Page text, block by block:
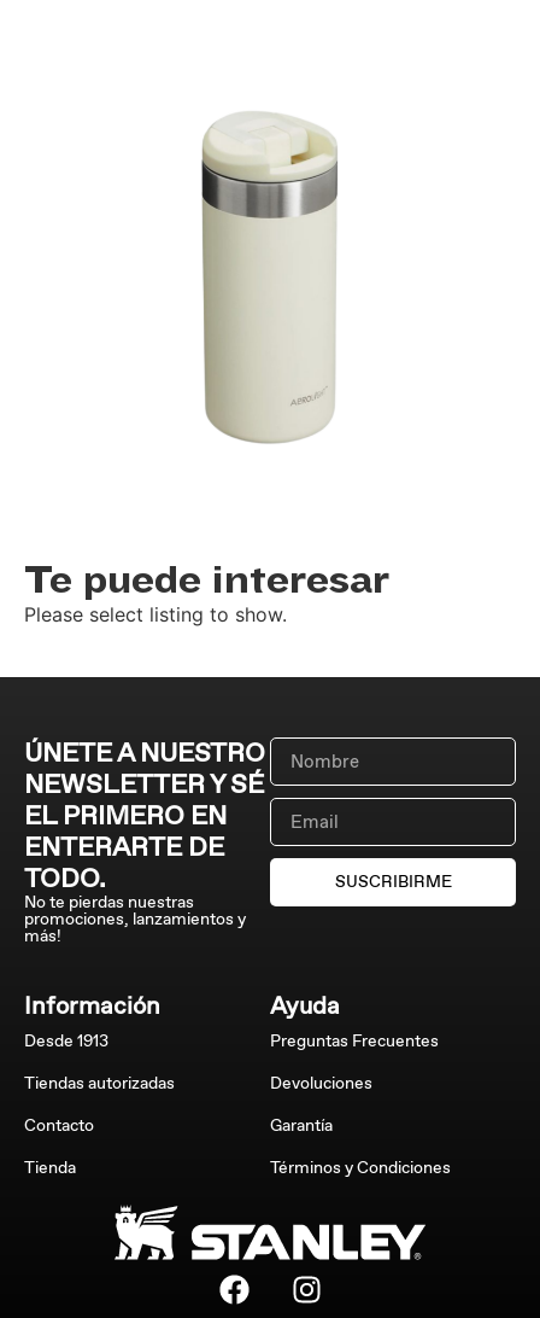
Te puede interesar
Please select listing to show.
ÚNETE A NUESTRO
NEWSLETTER Y SÉ
EL PRIMERO EN
ENTERARTE DE
TODO.
No te pierdas nuestras
promociones, lanzamientos y
más!
SUSCRIBIRME
Información
Desde 1913
Tiendas autorizadas
Contacto
Tienda
Ayuda
Preguntas Frecuentes
Devoluciones
Garantía
Términos y Condiciones